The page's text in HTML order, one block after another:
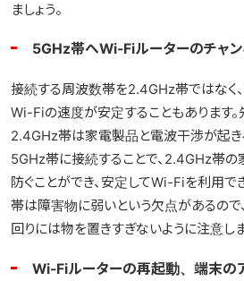
ましょう。
5GHz帯へWi-Fiルーターのチャ
接続する周波数帯を2.4GHz帯ではなく
Wi-Fiの速度が安定することもあります。
2.4GHz帯は家電製品と電波干渉が起き
5GHz帯に接続することで、2.4GHz帯
防ぐことができ、安定してWi-Fiを利用で
帯は障害物に弱いという欠点があるので
回りには物を置きすぎないように注意しま
Wi-Fiルーターの再起動、端末の